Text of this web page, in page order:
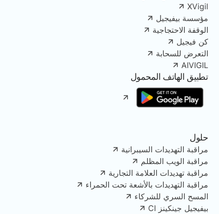
XVigil
مؤسسة بيفيجيل
الوقفة الاحتجاجية
كن فيجيل
التعرض للسحابة
AIVIGIL
تطبيق الهاتف المحمول
حلول
مراقبة التهديدات السيبرانية
مراقبة الويب المظلم
مراقبة تهديدات العلامة التجارية
مراقبة التهديدات بالأشعة تحت الحمراء
المسح السري للشركاء
بيفيجيل جينكينز CI